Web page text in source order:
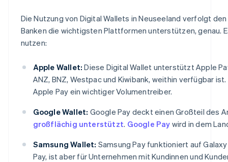
Die Nutzung von Digital Wallets in Neuseeland verfolgt
Banken die wichtigsten Plattformen unterstützen, genau.
nutzen:
Apple Wallet: Diese Digital Wallet unterstützt Apple
ANZ, BNZ, Westpac und Kiwibank, weithin verfügbar
Apple Pay ein wichtiger Volumentreiber.
Google Wallet: Google Pay deckt einen Großteil des
großflächig unterstützt. Google Pay wird in dem
Samsung Wallet: Samsung Pay funktioniert auf
Pay, ist aber für Unternehmen mit Kundinnen und